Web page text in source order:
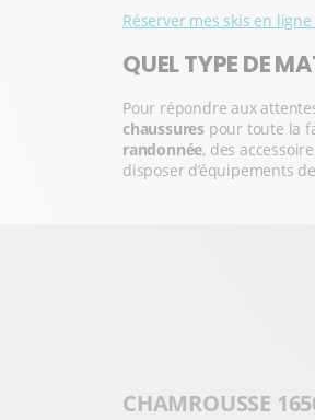
Réserver mes skis en
QUEL TYPE DE
Pour répondre aux
chaussures pour toute la
randonnée, des
disposer d’équipements
CHAMROUSSE